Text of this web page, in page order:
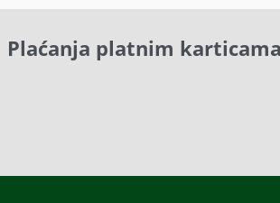
Plaćanja platnim karticama